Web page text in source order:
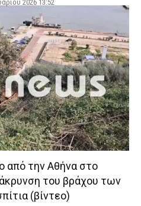
2026 13:52
από την Αθήνα στο
του βράχου των
(βίντεο)